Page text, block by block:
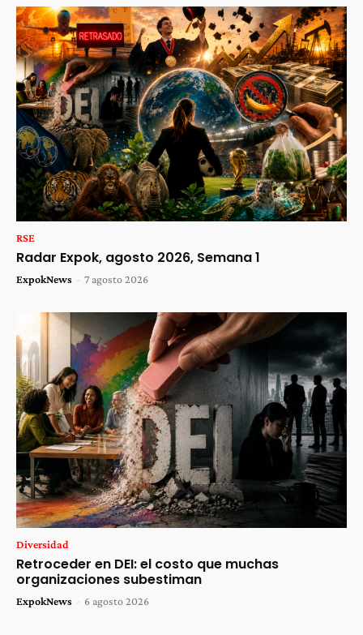
RSE
Radar Expok, agosto 2026, Semana 1
ExpokNews - 7 agosto 2026
Diversidad
Retroceder en DEI: el costo que muchas
organizaciones subestiman
ExpokNews - 6 agosto 2026